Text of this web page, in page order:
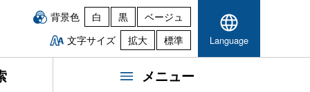
背景色 白 黒
ベージュ
文字サイズ
拡大 標準 Language
メニュー